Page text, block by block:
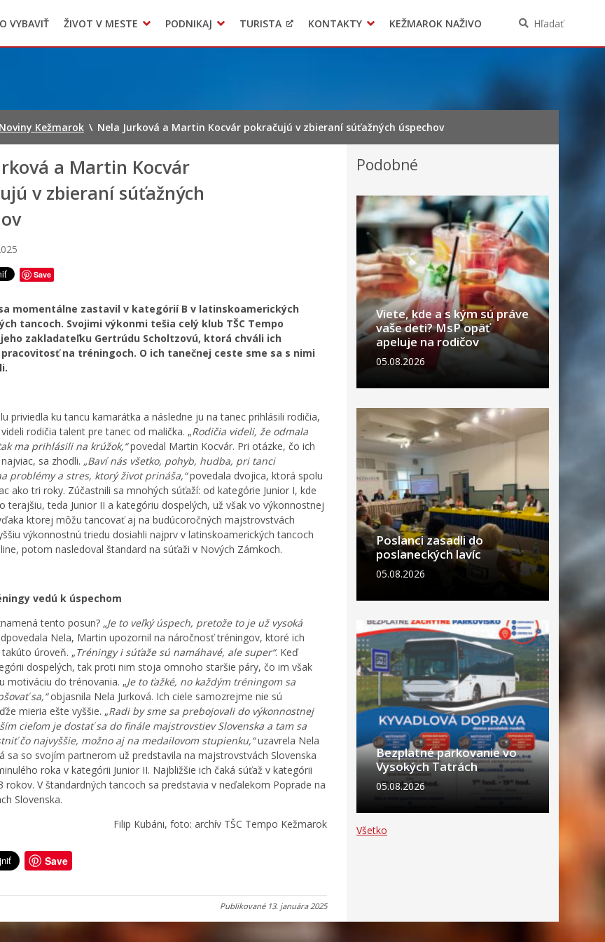
Geo informačný systém – Kežmarok
Oznamovanie podozrení z podvodov
VYBAVIŤ ŽIVOT V MESTE
Triedený zber – NATUR – PACK
PODNIKAJ TURISTA KONTAKTY KEŽMAROK NAŽIVO Hľadať
Noviny Kežmarok \ Nela Jurková a Martin Kocvár pokračujú v zbieraní súťažných úspechov
a Martin Kocvár
v zbieraní súťažných
Save
momentálne zastavil v kategórií B v latinskoamerických
tancoch. Svojimi výkonmi tešia celý klub TŠC Tempo
zakladateľku Gertrúdu Scholtzovú, ktorá chváli ich
na tréningoch. O ich tanečnej ceste sme sa s nimi
priviedla ku tancu kamarátka a následne ju na tanec prihlásili rodičia,
rodičia talent pre tanec od malička. „Rodičia videli, že odmala
ma prihlásili na krúžok,“povedal Martin Kocvár. Pri otázke, čo ich
sa zhodli. „Baví nás všetko, pohyb, hudba, pri tanci
problémy a stres, ktorý život prináša,“povedala dvojica, ktorá spolu
ako tri roky. Zúčastnili sa mnohých súťaží: od kategórie Junior I, kde
terajšiu, teda Junior II a kategóriu dospelých, už však vo výkonnostnej
ktorej môžu tancovať aj na budúcoročných majstrovstvách
výkonnostnú triedu dosiahli najprv v latinskoamerických tancoch
potom nasledoval štandard na súťaži v Nových Zámkoch.
vedú k úspechom
tento posun? „Je to veľký úspech, pretože to je už vysoká
Nela, Martin upozornil na náročnosť tréningov, ktoré ich
úroveň. „Tréningy i súťaže sú namáhavé, ale super“. Keď
dospelých, tak proti nim stoja omnoho staršie páry, čo im však
motiváciu do trénovania. „Je to ťažké, no každým tréningom sa
sa,“objasnila Nela Jurková. Ich ciele samozrejme nie sú
mieria ešte vyššie. „Radi by sme sa prebojovali do výkonnostnej
cieľom je dostať sa do finále majstrovstiev Slovenska a tam sa
čo najvyššie, možno aj na medailovom stupienku,“uzavrela Nela
sa so svojím partnerom už predstavila na majstrovstvách Slovenska
roka v kategórii Junior II. Najbližšie ich čaká súťaž v kategórii
rokov. V štandardných tancoch sa predstavia v neďalekom Poprade na
Slovenska.
Filip Kubáni, foto: archív TŠC Tempo Kežmarok
Save
Publikované 13. januára 2025
Podobné
Viete, kde a s kým sú práve
vaše deti? MsP opäť
apeluje na rodičov
05.08.2026
Poslanci zasadli do
poslaneckých lavíc
05.08.2026
Bezplatné parkovanie vo
Vysokých Tatrách
05.08.2026
Všetko